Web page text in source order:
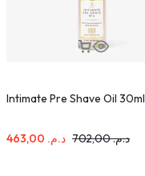
Intimate Pre Shave Oil 30ml
د.م. د.م.702,00